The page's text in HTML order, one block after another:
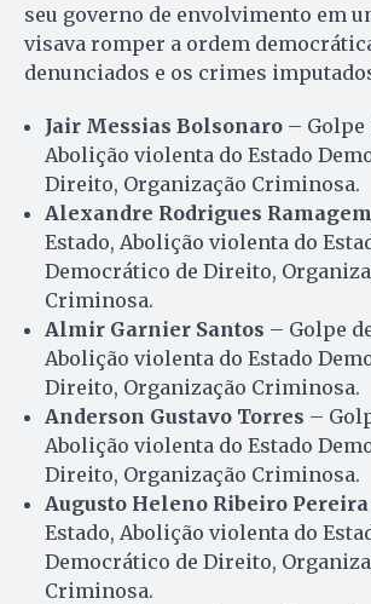
seu governo de envolvimento em
visava romper a ordem
denunciados e os crimes
Jair Messias Bolsonaro – Golpe
Abolição violenta do Estado
Direito, Organização Criminosa.
Alexandre Rodrigues Ramagem
Estado, Abolição violenta do
Democrático de Direito,
Criminosa.
Almir Garnier Santos – Golpe
Abolição violenta do Estado
Direito, Organização Criminosa.
Anderson Gustavo Torres –
Abolição violenta do Estado
Direito, Organização Criminosa.
Augusto Heleno Ribeiro Pereira
Estado, Abolição violenta do
Democrático de Direito,
Criminosa.